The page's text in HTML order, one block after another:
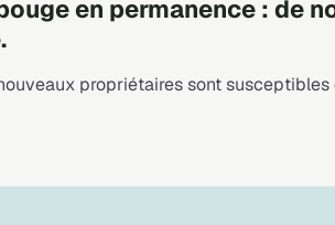
en permanence : de
propriétaires sont